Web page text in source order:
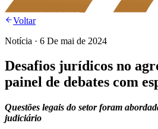
Voltar
Notícia · 6 De mai de 2024
Desafios jurídicos no
painel de debates com
Questões legais do setor foram
judiciário